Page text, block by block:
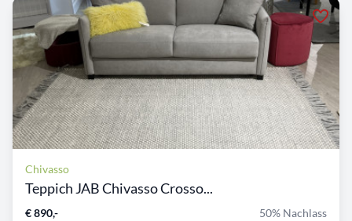
Chivasso
Teppich JAB Chivasso Crosso...
€ 890,- 50% Nachlass